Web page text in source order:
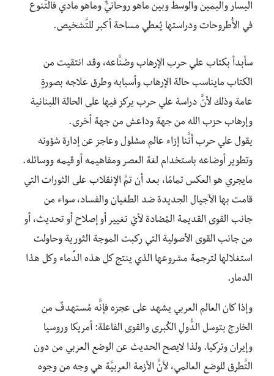
اليسار واليمين والوسط وبين ماهو روحانيٌّ وماهو مادي فالتَّنوع
في الأُطروحات ودراستها يُعطي مساحة أكبر للتَّشخيص.
سأبدأ بكتاب علي حرب الإرهاب وصُنَّاعه، وقد انتقيت من
الكتاب مايناسب حالة الإرهاب وأسبابه وطرق علاجه بصورةٍ
عامة وذلك لأنَّ دراسة علي حرب يركز فيها على الحالة اللبنانية
وإرهاب حزب الله من جهة وداعش من جهة أخرى.
يقول علي حرب أنَّنا إزاء عالم مشلول وعاجز عن إدارة شؤونه
وتطوير أوضاعه باستخدام لغة العصر ومفاهيمه أو قيمه ووسائله.
مايجري هو العكس تمامًا، بعد أن تمَّ الإنقلاب على الثورات التي
قامت بها الأجيال الجديدة ضد الطغيان والفساد، سواء من
جانب القوى القديمة المُضادة لأيّ تغيير أو إصلاح أو تحديث، أو
من جانب القوى الأصولية التي ركبت الموجة الثورية وحاولت
استغلالها لترجمة مشروعها الذي ينتج كل هذه الدِّماء وكل هذا
الدمار.
وإذا كان العالم العربي يشهد على عجزه فإنَّه مُستهدفٌ من
الخارج بتوسل الدُّولِ الكُبرى والقوى الفاعلة: أمريكا وروسيا
وإيران وتركيا. ولذا لايصح الحديث عن الوضع العربي من دون
التَّطرق للوضع العالمي، لأنَّ الأزمة العربيَّة هي وجه من وجوه